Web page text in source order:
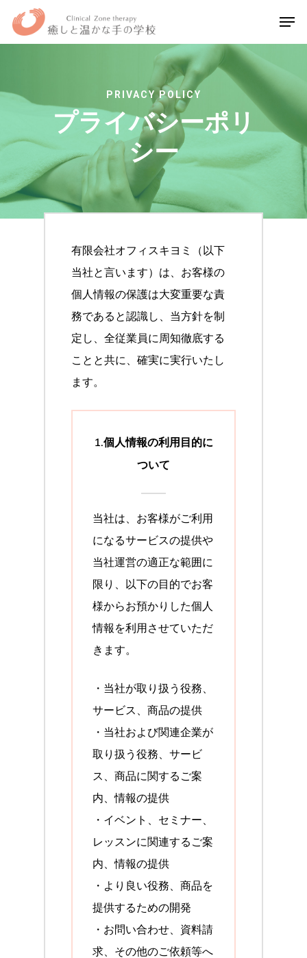
Hit enter to search or ESC to close
PRIVACY POLICY
プライバシーポリ
シー
有限会社オフィスキヨミ（以下
当社と言います）は、お客様の
個人情報の保護は大変重要な責
務であると認識し、当方針を制
定し、全従業員に周知徹底する
ことと共に、確実に実行いたし
ます。
1.個人情報の利用目的に
ついて
当社は、お客様がご利用
になるサービスの提供や
当社運営の適正な範囲に
限り、以下の目的でお客
様からお預かりした個人
情報を利用させていただ
きます。
・当社が取り扱う役務、
サービス、商品の提供
・当社および関連企業が
取り扱う役務、サービ
ス、商品に関するご案
内、情報の提供
・イベント、セミナー、
レッスンに関連するご案
内、情報の提供
・より良い役務、商品を
提供するための開発
・お問い合わせ、資料請
求、その他のご依頼等へ